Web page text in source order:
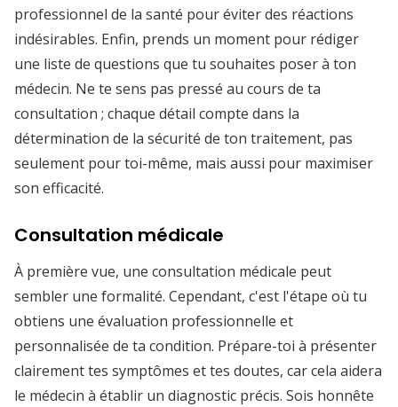
professionnel de la santé pour éviter des réactions
indésirables. Enfin, prends un moment pour rédiger
une liste de questions que tu souhaites poser à ton
médecin. Ne te sens pas pressé au cours de ta
consultation ; chaque détail compte dans la
détermination de la sécurité de ton traitement, pas
seulement pour toi-même, mais aussi pour maximiser
son efficacité.
Consultation médicale
À première vue, une consultation médicale peut
sembler une formalité. Cependant, c'est l'étape où tu
obtiens une évaluation professionnelle et
personnalisée de ta condition. Prépare-toi à présenter
clairement tes symptômes et tes doutes, car cela aidera
le médecin à établir un diagnostic précis. Sois honnête